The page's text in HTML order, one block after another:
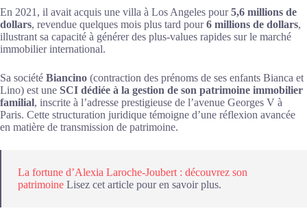
En 2021, il avait acquis une villa à Los Angeles pour5,6 millions de
dollars, revendue quelques mois plus tard pour6 millions de dollars,
illustrant sa capacité à générer des plus-values rapides sur le marché
immobilier international.
Sa société Biancino (contraction des prénoms de ses enfants Bianca et
Lino) est une SCI dédiée à la gestion de son patrimoine immobilier
familial, inscrite à l’adresse prestigieuse de l’avenue Georges V à
Paris. Cette structuration juridique témoigne d’une réflexion avancée
en matière de transmission de patrimoine.
La fortune d’Alexia Laroche-Joubert : découvrez son
patrimoine Lisez cet article pour en savoir plus.